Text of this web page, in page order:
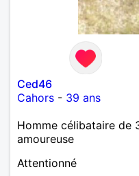
Ced46
Cahors - 39 ans
Homme célibataire de
amoureuse
Attentionné